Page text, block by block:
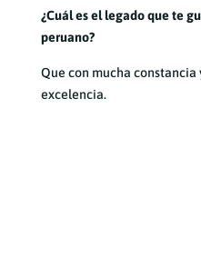
¿Cuál es el legado que te
peruano?
Que con mucha constancia
excelencia.